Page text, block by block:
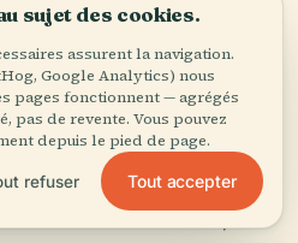
vivant de l'excellence
Bien que l'accès du
de visites
spéciaux permettent
visiteurs de découvrir son
Pour ceux qui
l'histoire maritime, le
sujet des cookies.
assurent la navigation.
Google Analytics) nous
pages fonctionnent — agrégés
pas de revente. Vous pouvez
depuis le pied de page.
refuser Tout accepter